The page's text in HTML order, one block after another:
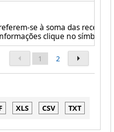
se à soma das
clique no símbolo
1 2